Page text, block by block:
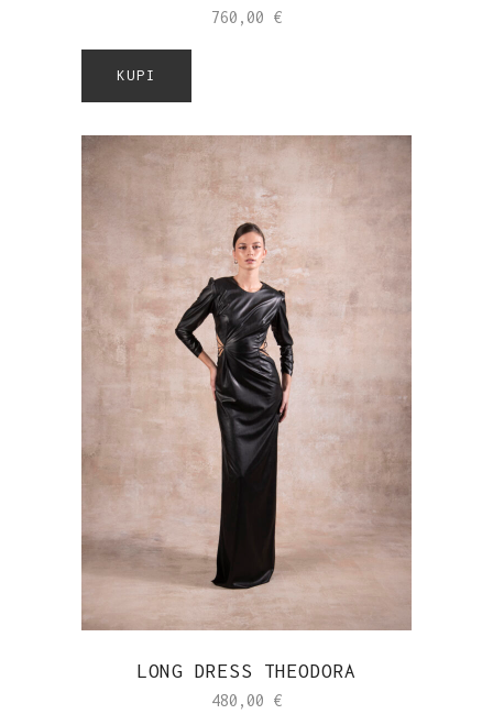
760,00 €
KUPI
LONG DRESS THEODORA
480,00 €